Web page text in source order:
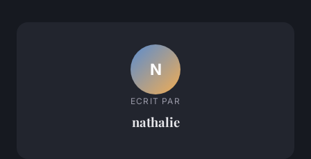
N
ECRIT PAR
nathalie